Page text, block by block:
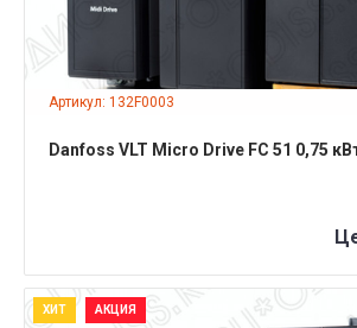
Артикул: 132F0003
Danfoss VLT Micro Drive FC 51 0,75
ХИТ АКЦИЯ